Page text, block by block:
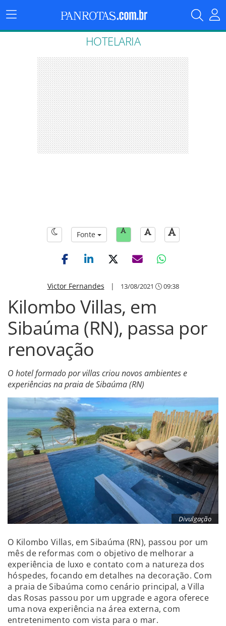
Menu
Principal
HOTELARIA
Fonte
Victor Fernandes | 13/08/2021 09:38
Kilombo Villas, em
Sibaúma (RN), passa por
renovação
O hotel formado por villas criou novos ambientes e
experiências na praia de Sibaúma (RN)
Divulgação
O Kilombo Villas, em Sibaúma (RN), passou por um
mês de reformas com o objetivo de melhorar a
experiência de luxo e contato com a natureza dos
hóspedes, focando em detalhes na decoração. Com
a praia de Sibaúma como cenário principal, a Villa
das Rosas passou por um upgrade e agora oferece
uma nova experiência na área externa, com
entretenimento com vista para o mar.